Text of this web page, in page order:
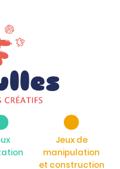
Jeux de
manipulation
et construction